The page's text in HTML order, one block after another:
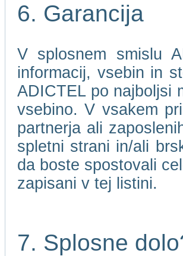
6. Garancija
V splosnem smislu
informacij, vsebin in
ADICTEL po najboljsi
vsebino. V vsakem
partnerja ali
spletni strani in/ali
da boste spostovali
zapisani v tej listini.
7. Splosne